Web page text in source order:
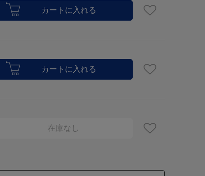
在庫なし